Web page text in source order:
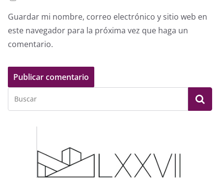
Guardar mi nombre, correo electrónico y sitio web en
este navegador para la próxima vez que haga un
comentario.